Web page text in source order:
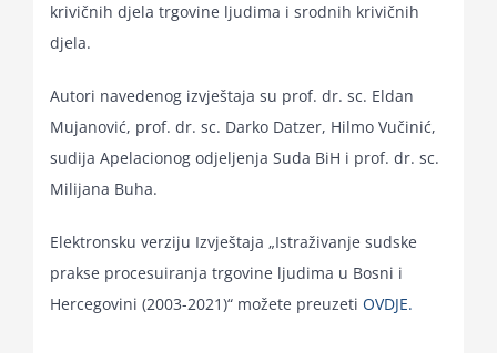
krivičnih djela trgovine ljudima i srodnih krivičnih
djela.
Autori navedenog izvještaja su prof. dr. sc. Eldan
Mujanović, prof. dr. sc. Darko Datzer, Hilmo Vučinić,
sudija Apelacionog odjeljenja Suda BiH i prof. dr. sc.
Milijana Buha.
Elektronsku verziju Izvještaja „Istraživanje sudske
prakse procesuiranja trgovine ljudima u Bosni i
Hercegovini (2003-2021)“ možete preuzeti OVDJE.